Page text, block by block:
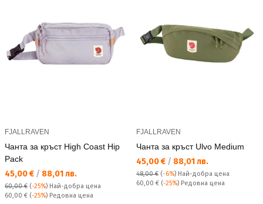
FJALLRAVEN
Чанта за кръст High Coast Hip
Pack
Текуща цена:
45,00 € / 88,01 лв.
60,00 € (-25%) Най-добра цена
Редовна цена:
60,00 € (-25%) Редовна цена
FJALLRAVEN
Чанта за кръст Ulvo Medium
Текуща цена:
45,00 € / 88,01 лв.
48,00 € (-6%) Най-добра цена
Редовна цена:
60,00 € (-25%) Редовна цена